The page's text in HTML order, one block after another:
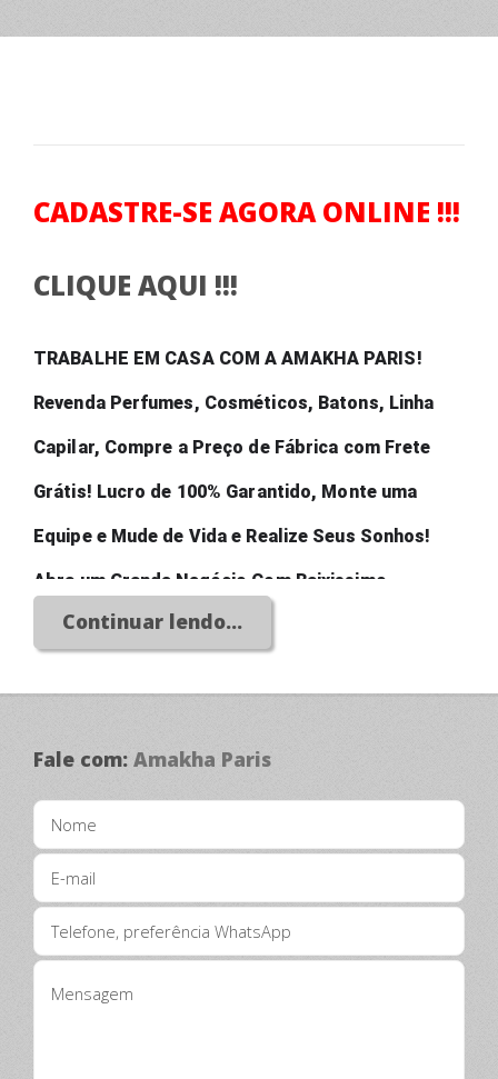
CADASTRE-SE AGORA ONLINE !!!
CLIQUE AQUI !!!
TRABALHE EM CASA COM A AMAKHA PARIS!
Revenda Perfumes, Cosméticos, Batons, Linha
Capilar, Compre a Preço de Fábrica com Frete
Grátis! Lucro de 100% Garantido, Monte uma
Equipe e Mude de Vida e Realize Seus Sonhos!
Abra um Grande Negócio Com Baixissimo
Investimento!
Continuar lendo...
Fale com: Amakha Paris